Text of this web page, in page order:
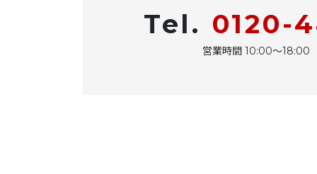
Tel. 0120-
営業時間 10:00〜18:00